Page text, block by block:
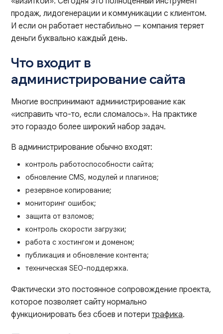
продаж, лидогенерации и коммуникации с клиентом.
И если он работает нестабильно — компания теряет
деньги буквально каждый день.
Что входит в
администрирование сайта
Многие воспринимают администрирование как
«исправить что-то, если сломалось». На практике
это гораздо более широкий набор задач.
В администрирование обычно входят:
контроль работоспособности сайта;
обновление CMS, модулей и плагинов;
резервное копирование;
мониторинг ошибок;
защита от взломов;
контроль скорости загрузки;
работа с хостингом и доменом;
публикация и обновление контента;
техническая SEO-поддержка.
Фактически это постоянное сопровождение проекта,
которое позволяет сайту нормально
функционировать без сбоев и потеритрафика.